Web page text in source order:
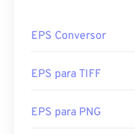
EPS Conversor
EPS para TIFF
EPS para PNG